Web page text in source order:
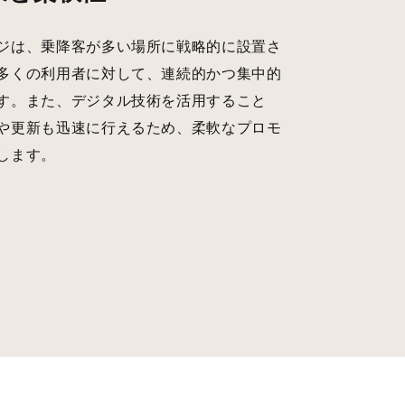
は、乗降客が多い場所に戦略的に設置さ
くの利用者に対して、連続的かつ集中的
。また、デジタル技術を活用すること
更新も迅速に行えるため、柔軟なプロモ
ます。